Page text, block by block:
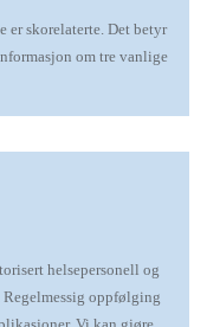
er skorelaterte. Det betyr
om tre vanlige
helsepersonell og
oppfølging